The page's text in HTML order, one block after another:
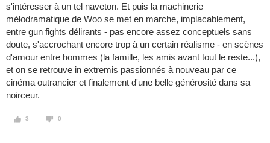
s'intéresser à un tel naveton. Et puis la machinerie
mélodramatique de Woo se met en marche, implacablement,
entre gun fights délirants - pas encore assez conceptuels sans
doute, s'accrochant encore trop à un certain réalisme - en scènes
d'amour entre hommes (la famille, les amis avant tout le reste...),
et on se retrouve in extremis passionnés à nouveau par ce
cinéma outrancier et finalement d'une belle générosité dans sa
noirceur.
3 0